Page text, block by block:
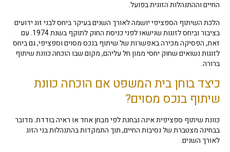
החיים וההתנהלות הזוגית בפועל.
הלכת השיתוף הספציפי יושמה לאורך השנים בעיקר ביחס לבני זוג ידועים
בציבור וביחס לזוגות שנישאו לפני כניסת החוק לתוקף בשנת 1974. עם
זאת, הפסיקה מכירה באפשרות של שיתוף בנכס מסוים וספציפי, גם ביחס
לזוגות נשואים שחוק יחסי ממון חל עליהם, מקום שבו הוכחה כוונת שיתוף
ברורה.
כיצד בוחן בית המשפט אם הוכחה כוונת
שיתוף בנכס מסוים?
כוונת שיתוף ספציפית אינה נבחנת לפי מבחן אחד או ראיה בודדת. מדובר
בבחינה מצטברת של נסיבות החיים, תוך התמקדות בהתנהלות בני הזוג
לאורך השנים.